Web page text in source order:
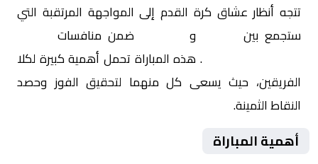
تتجه أنظار عشاق كرة القدم إلى المواجهة المرتقبة التي
ستجمع بين
و ضمن منافسات
. هذه المباراة تحمل أهمية كبيرة لكلا
الفريقين، حيث يسعى كل منهما لتحقيق الفوز وحصد
النقاط الثمينة.
أهمية المباراة